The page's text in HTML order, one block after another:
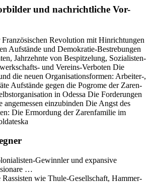
und nachrichtliche Vor-
Revolution mit Hinrichtungen
Aufstände und Demokratie-Bestrebungen
Jahrzehnte von Bespitzelung, Sozialisten-
und Vereins-Verboten Die
die neuen Organisationsformen: Arbeiter-,
Aufstände gegen die Pogrome der Zaren-
in Odessa Die Forderungen
angemessen einzubinden Die Angst des
Die Ermordung der Zarenfamilie im
Gewinnler und expansive
…
wie Thule-Gesellschaft, Hammer-